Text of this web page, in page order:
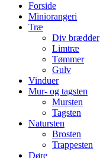
Forside
Miniorangeri
Træ
Div brædder
Limtræ
Tømmer
Gulv
Vinduer
Mur- og tagsten
Mursten
Tagsten
Natursten
Brosten
Trappesten
Døre